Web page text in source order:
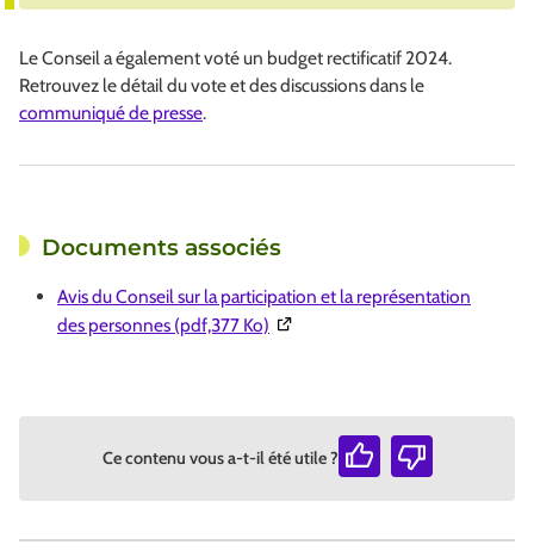
Le Conseil a également voté un budget rectificatif 2024.
Retrouvez le détail du vote et des discussions dans le
communiqué de presse.
Documents associés
Avis du Conseil sur la participation et la représentation
des personnes (pdf,377 Ko) (Ouverture dans une nouvelle
Ce contenu vous a-t-il été utile ?